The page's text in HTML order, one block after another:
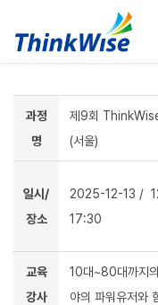
과정
명
제9회
(서울)
일시/
장소
2025-12-13 /
17:30
교육
강사
10대~80대까지
야의 파워유저와